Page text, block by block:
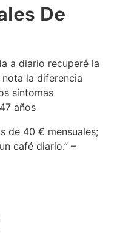
De
a diario recuperé la
la diferencia
síntomas
años
de 40 € mensuales;
café diario.” –